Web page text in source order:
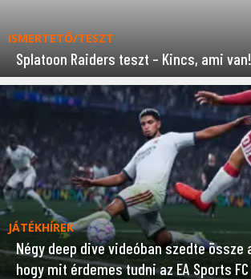
ISMERTETŐ/TESZT
Splatoon Raiders teszt – Kincs, ami van!
JÁTÉKHÍREK
Négy deep dive videóban szedte össze
hogy mit érdemes tudni az EA Sports